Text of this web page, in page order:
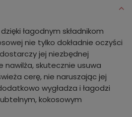
łagodnym składnikom
nie tylko dokładnie oczyści
jej niezbędnej
nawilża, skutecznie usuwa
cerę, nie naruszając jej
wygładza i łagodzi
kokosowym